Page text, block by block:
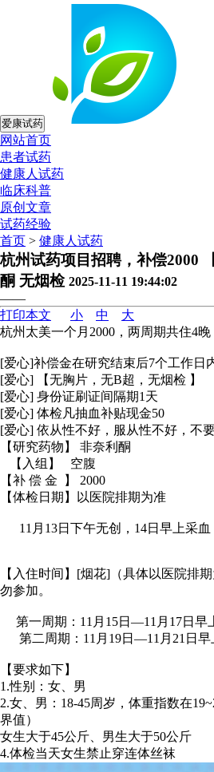
爱康试药
网站首页
患者试药
健康人试药
临床科普
原创文章
试药经验
首页 > 健康人试药
杭州试药项目招聘，补偿2000
酮 无烟检 2025-11-11 19:44:02
——
打印本文
小 中
大
杭州太美一个月2000，两周期共住4
[爱心]补偿金在研究结束后7个工作日
[爱心] 【无胸片，无B超，无烟检 】
[爱心] 身份证刷证间隔期1天
[爱心] 体检凡抽血补贴现金50
[爱心] 依从性不好，服从性不好，不
【研究药物】 非奈利酮
【入组】 空腹
【补 偿 金 】 2000
【体检日期】以医院排期为准
11月13日下午无创，14日早上采血
【入住时间】[烟花]（具体以医院排
勿参加。
第一周期：11月15日—11月17日早
第二周期：11月19日—11月21日早
【要求如下】
1.性别：女、男
2.女、男：18-45周岁，体重指数在
界值）
女生大于45公斤、男生大于50公斤
4.体检当天女生禁止穿连体丝袜